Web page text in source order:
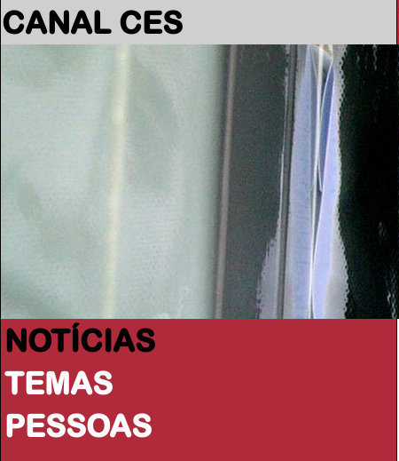
CANAL CES
NOTÍCIAS
TEMAS
PESSOAS